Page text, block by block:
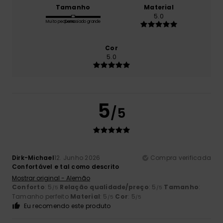
Tamanho
Muito pequenoDemasiado grande
Material
5.0
Cor
5.0
5/5
Dirk-Michael12. Junho 2026
Compra verificada
Confortável e tal como descrito
Mostrar original - Alemão
Conforto: 5 /5 Relação qualidade/preço: 5 /5 Tamanho:
Tamanho perfeito Material: 5 /5 Cor: 5/5
Eu recomendo este produto